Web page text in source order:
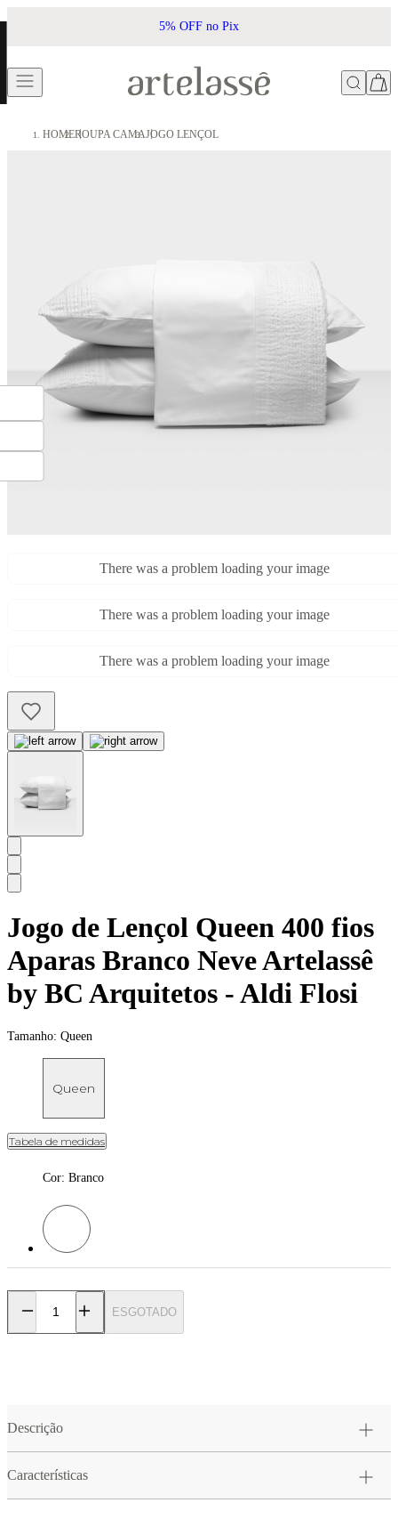
HOMEROUPA CAMAJOGO LENÇOL
There was a problem loading your image
There was a problem loading your image
There was a problem loading your image
Jogo de Lençol Queen 400 fios
Aparas Branco Neve Artelassê
by BC Arquitetos - Aldi Flosi
Tamanho: Queen
Queen
Tabela de medidas
Cor: Branco
Cor: Branco
ESGOTADO
Descrição
Características